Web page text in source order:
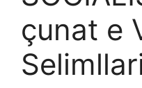
çunat e